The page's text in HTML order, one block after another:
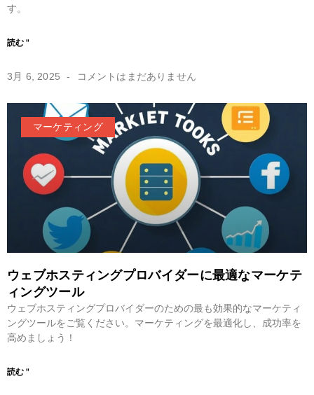
す。
読む "
3月 6, 2025 コメントはまだありません
マーケティング
ウェブホスティングプロバイダーに最適なマーケテ
ィングツール
ウェブホスティングプロバイダーのための最も効果的なマーケティ
ングツールをご覧ください。マーケティングを最適化し、成功率を
高めましょう！
読む "